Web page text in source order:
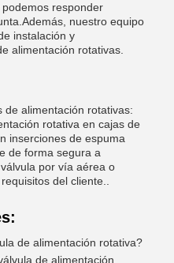
responder
nuestro equipo
instalación y
alimentación rotativas.
de alimentación rotativas:
rotativa en cajas de
inserciones de espuma
de forma segura a
por vía aérea o
del cliente..
de alimentación rotativa?
de alimentación